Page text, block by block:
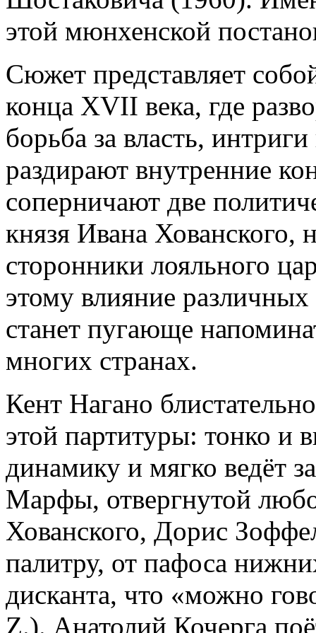
этой мюнхенской
Сюжет представляет
конца XVII века, где
борьба за власть,
раздирают внутренние
соперничают две
князя Ивана Хованского,
сторонники лояльного
этому влияние
станет пугающе
многих странах.
Кент Нагано
этой партитуры: тонко и
динамику и мягко ведёт
Марфы, отвергнутой
Хованского, Дорис
палитру, от пафоса
дисканта, что «можно
Z.). Анатолий Кочерга